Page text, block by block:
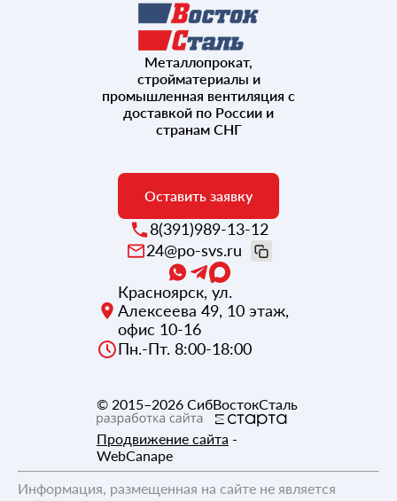
Металлопрокат,
стройматериалы и
промышленная вентиляция с
доставкой по России и
странам СНГ
Оставить заявку
8(391)989-13-12
24@po-svs.ru
Красноярск, ул.
Алексеева 49, 10 этаж,
офис 10-16
Пн.-Пт. 8:00-18:00
© 2015–2026 СибВостокСталь
Продвижение сайта -
WebCanape
Информация, размещенная на сайте не является